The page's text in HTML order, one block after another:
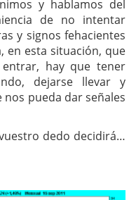
y hablamos del
de no intentar
y signos fehacientes
en esta situación, que
hay que tener
dejarse llevar y
pueda dar señales
dedo decidirá…